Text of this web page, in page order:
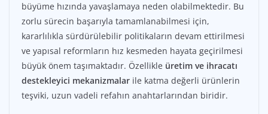
büyüme hızında yavaşlamaya neden olabilmektedir. Bu
zorlu sürecin başarıyla tamamlanabilmesi için,
kararlılıkla sürdürülebilir politikaların devam ettirilmesi
ve yapısal reformların hız kesmeden hayata geçirilmesi
büyük önem taşımaktadır. Özellikle üretim ve ihracatı
destekleyici mekanizmalar ile katma değerli ürünlerin
teşviki, uzun vadeli refahın anahtarlarından biridir.